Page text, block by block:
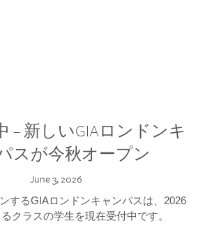
– 新しいGIAロンドンキ
スが今秋オープン
June 3, 2026
するGIAロンドンキャンパスは、2026
クラスの学生を現在受付中です。